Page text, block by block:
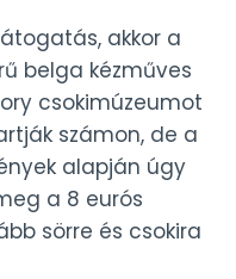
akkor a
belga kézműves
csokimúzeumot
számon, de a
alapján úgy
a 8 eurós
sörre és csokira